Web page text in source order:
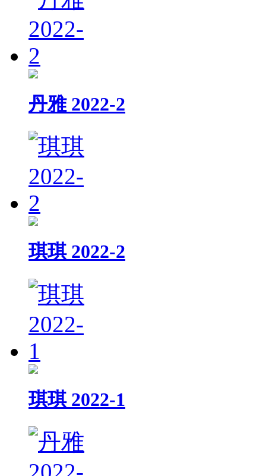
丹雅 2022-2
琪琪 2022-2
琪琪 2022-1